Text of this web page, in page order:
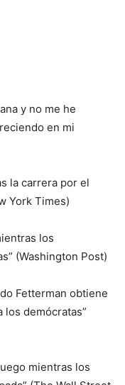
y no me he
en mi
la carrera por el
York Times)
los
(Washington Post)
Fetterman obtiene
los demócratas”
mientras los